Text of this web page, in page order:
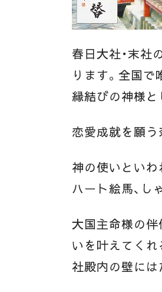
春日大社・末社
ります。全国で
縁結びの神様と
恋愛成就を願う
神の使いとい
ハート絵馬、し
大国主命様の伴
いを叶えてくれ
社殿内の壁には